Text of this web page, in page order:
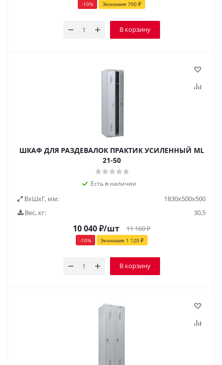
-10% Экономия 700 ₽
В корзину
ШКАФ ДЛЯ РАЗДЕВАЛОК ПРАКТИК УСИЛЕННЫЙ ML
21-50
Есть в наличии
ВxШxГ, мм:
1830x500x500
Вес, кг:
30,5
10 040₽/шт 11 160₽
-10% Экономия 1 120₽
В корзину